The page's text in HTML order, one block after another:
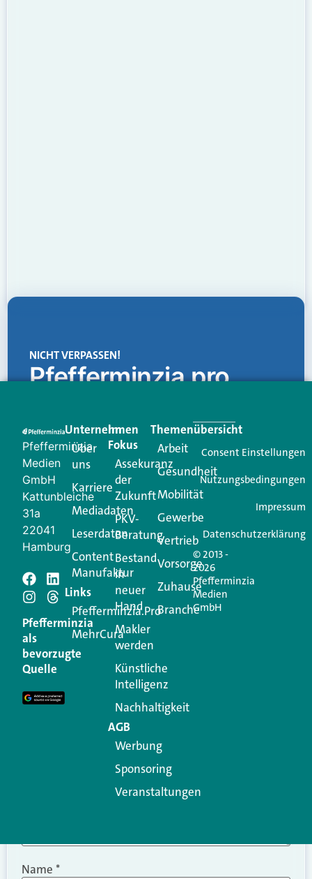
NICHT VERPASSEN!
Pfefferminzia.pro
Creator für Ihre Kundenkommunikation. Alles, was
Ihren Vertriebsalltag leichter macht. Mit nur einem
Login.
Jetzt anmelden
Schreiben Sie einen
Kommentar
Ihre E-Mail-Adresse wird nicht veröffentlicht.
Erforderliche Felder sind mit
Kommentar
Name *
Pfefferminzia
Medien
GmbH
Kattunbleiche
31a
22041
Hamburg
Pfefferminzia
als
bevorzugte
Quelle
Unternehmen
Über
uns
Karriere
Mediadaten
Leserdaten
Content
Manufaktur
Links
Pfefferminzia.Pro
MehrCura
Im
Fokus
Assekuranz
der
Zukunft
PKV-
Beratung
Bestand
in
neuer
Hand
Makler
werden
Künstliche
Intelligenz
Nachhaltigkeit
AGB
Werbung
Sponsoring
Veranstaltungen
Themenübersicht
Arbeit
Gesundheit
Mobilität
Gewerbe
Vertrieb
Vorsorge
Zuhause
Branche
© 2013 -
2026
Pfefferminzia
Medien
GmbH
Consent Einstellungen
Nutzungsbedingungen
Impressum
Datenschutzerklärung